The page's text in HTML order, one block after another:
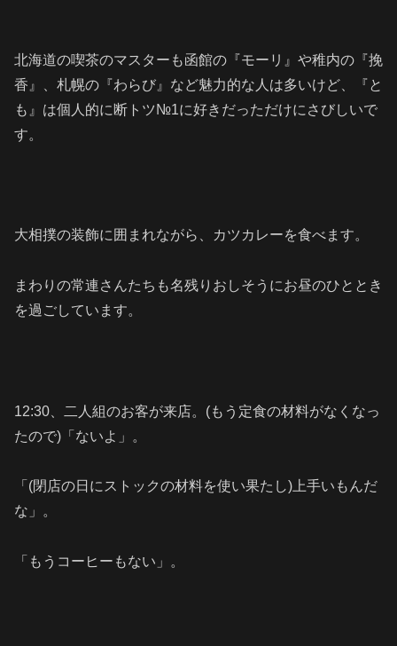
北海道の喫茶のマスターも函館の『モーリ』や稚内の『挽
香』、札幌の『わらび』など魅力的な人は多いけど、『と
も』は個人的に断トツ№1に好きだっただけにさびしいで
す。
大相撲の装飾に囲まれながら、カツカレーを食べます。
まわりの常連さんたちも名残りおしそうにお昼のひととき
を過ごしています。
12:30、二人組のお客が来店。(もう定食の材料がなくなっ
たので)「ないよ」。
「(閉店の日にストックの材料を使い果たし)上手いもんだ
な」。
「もうコーヒーもない」。